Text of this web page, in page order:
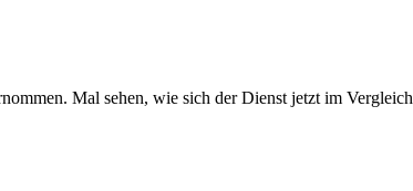
Mal sehen, wie sich der Dienst jetzt im Vergleich